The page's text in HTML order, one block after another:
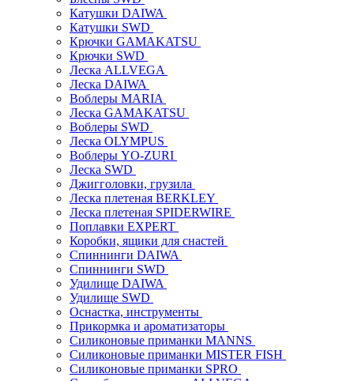
Катушки DAIWA
Катушки SWD
Крючки GAMAKATSU
Крючки SWD
Леска ALLVEGA
Леска DAIWA
Воблеры MARIA
Леска GAMAKATSU
Воблеры SWD
Леска OLYMPUS
Воблеры YO-ZURI
Леска SWD
Джигголовки, грузила
Леска плетеная BERKLEY
Леска плетеная SPIDERWIRE
Поплавки EXPERT
Коробки, ящики для снастей
Спиннинги DAIWA
Спиннинги SWD
Удилище DAIWA
Удилище SWD
Оснастка, инструменты
Прикормка и ароматизаторы
Силиконовые приманки MANNS
Силиконовые приманки MISTER FISH
Силиконовые приманки SPRO